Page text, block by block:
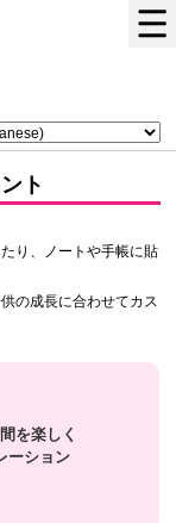
ト
り、ノートや手帳に貼
の成長に合わせてカス
を楽しく
ーション